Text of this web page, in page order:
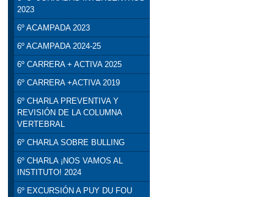
2023
6º ACAMPADA 2023
6º ACAMPADA 2024-25
6º CARRERA + ACTIVA 2025
6º CARRERA +ACTIVA 2019
6º CHARLA PREVENTIVA Y
REVISIÓN DE LA COLUMNA
VERTEBRAL
6º CHARLA SOBRE BULLING
6º CHARLA ¡NOS VAMOS AL
INSTITUTO! 2024
6º EXCURSIÓN A PUY DU FOU